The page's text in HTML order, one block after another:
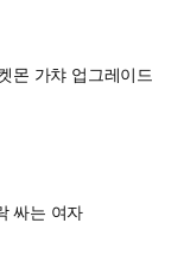
몬 가챠 업그레이드
싸는 여자